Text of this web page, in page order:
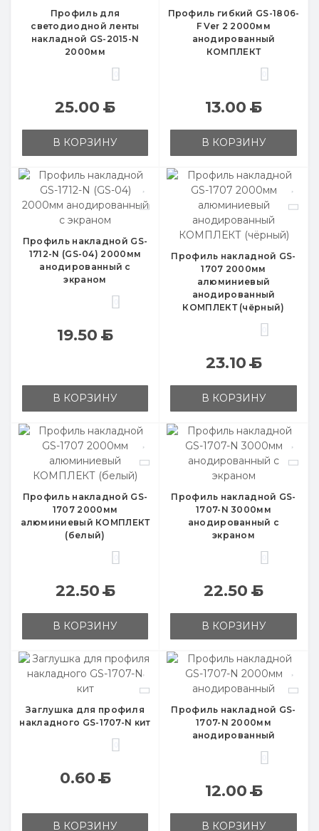
Профиль для
светодиодной ленты
накладной GS-2015-N
2000мм
25.00Б
В КОРЗИНУ
Профиль гибкий GS-1806-
F Ver 2 2000мм
анодированный
КОМПЛЕКТ
13.00Б
В КОРЗИНУ
Профиль накладной GS-
1712-N (GS-04) 2000мм
анодированный с
экраном
19.50Б
В КОРЗИНУ
Профиль накладной GS-
1707 2000мм
алюминиевый
анодированный
КОМПЛЕКТ (чёрный)
23.10Б
В КОРЗИНУ
Профиль накладной GS-
1707 2000мм
алюминиевый КОМПЛЕКТ
(белый)
22.50Б
В КОРЗИНУ
Профиль накладной GS-
1707-N 3000мм
анодированный с
экраном
22.50Б
В КОРЗИНУ
Заглушка для профиля
накладного GS-1707-N кит
0.60Б
В КОРЗИНУ
Профиль накладной GS-
1707-N 2000мм
анодированный
12.00Б
В КОРЗИНУ